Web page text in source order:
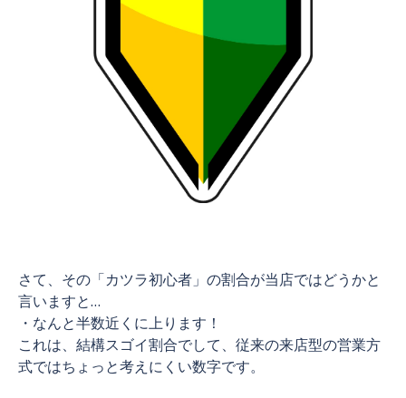
さて、その「カツラ初心者」の割合が当店ではどうかと
言いますと…
・なんと半数近くに上ります！
これは、結構スゴイ割合でして、従来の来店型の営業方
式ではちょっと考えにくい数字です。